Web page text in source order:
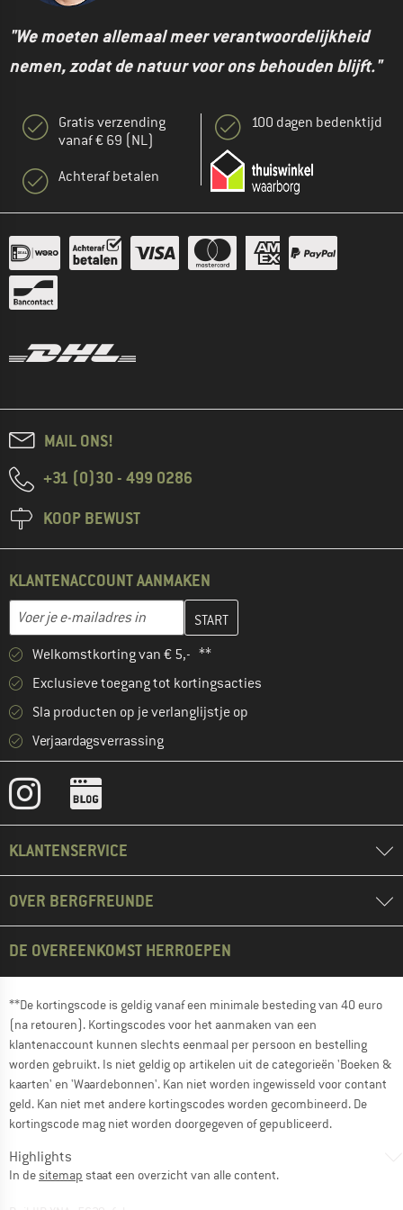
"We moeten allemaal meer verantwoordelijkheid
nemen, zodat de natuur voor ons behouden blijft."
Gratis verzending
vanaf € 69 (NL)
Achteraf betalen
100 dagen bedenktijd
MAIL ONS!
+31 (0)30 - 499 0286
KOOP BEWUST
KLANTENACCOUNT AANMAKEN
E-mailadres
Vul je e-mailadres hier in en maak in de volgende stap je
Welkomstkorting van € 5,- **
Exclusieve toegang tot kortingsacties
Sla producten op je verlanglijstje op
Verjaardagsverrassing
KLANTENSERVICE
OVER BERGFREUNDE
DE OVEREENKOMST HERROEPEN
**De kortingscode is geldig vanaf een minimale besteding van 40 euro
(na retouren). Kortingscodes voor het aanmaken van een
klantenaccount kunnen slechts eenmaal per persoon en bestelling
worden gebruikt. Is niet geldig op artikelen uit de categorieën 'Boeken &
kaarten' en 'Waardebonnen'. Kan niet worden ingewisseld voor contant
geld. Kan niet met andere kortingscodes worden gecombineerd. De
kortingscode mag niet worden doorgegeven of gepubliceerd.
Highlights
In desitemap staat een overzicht van alle content.